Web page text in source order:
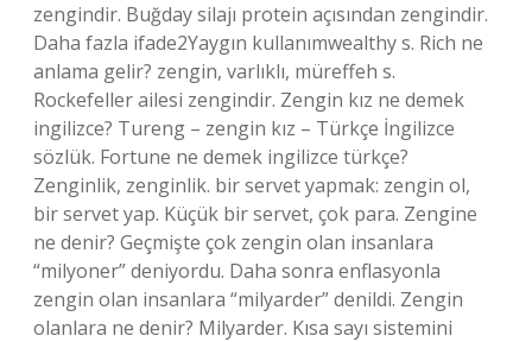
zengindir. Buğday silajı protein açısından zengindir.
Daha fazla ifade2Yaygın kullanımwealthy s. Rich ne
anlama gelir? zengin, varlıklı, müreffeh s.
Rockefeller ailesi zengindir. Zengin kız ne demek
ingilizce? Tureng – zengin kız – Türkçe İngilizce
sözlük. Fortune ne demek ingilizce türkçe?
Zenginlik, zenginlik. bir servet yapmak: zengin ol,
bir servet yap. Küçük bir servet, çok para. Zengine
ne denir? Geçmişte çok zengin olan insanlara
“milyoner” deniyordu. Daha sonra enflasyonla
zengin olan insanlara “milyarder” denildi. Zengin
olanlara ne denir? Milyarder. Kısa sayı sistemini